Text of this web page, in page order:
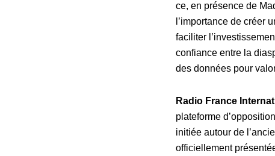
ce, en présence de
l’importance de créer
faciliter
confiance entre la
des données pour
Radio France
plateforme
initiée autour de
officiellement